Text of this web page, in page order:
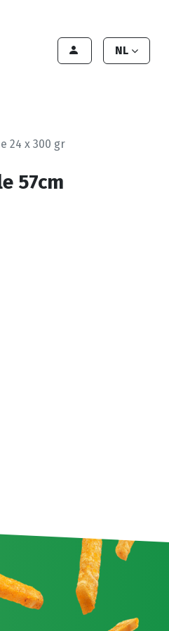
NL
24 x 300 gr
57cm